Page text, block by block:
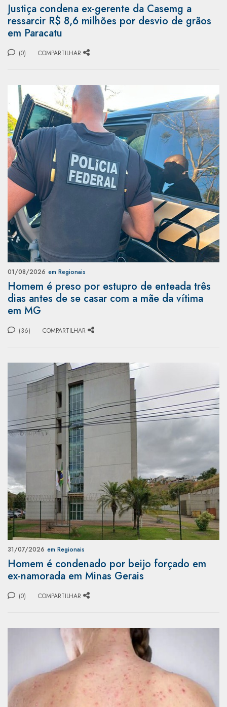
Justiça condena ex-gerente da Casemg a
ressarcir R$ 8,6 milhões por desvio de grãos
em Paracatu
(0) COMPARTILHAR
01/08/2026 em Regionais
Homem é preso por estupro de enteada três
dias antes de se casar com a mãe da vítima
em MG
(36) COMPARTILHAR
31/07/2026 em Regionais
Homem é condenado por beijo forçado em
ex-namorada em Minas Gerais
(0) COMPARTILHAR